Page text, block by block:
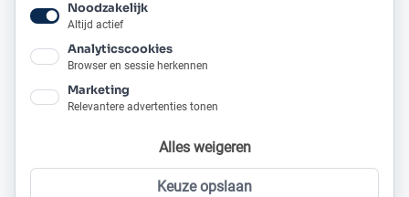
OVER METAFOOR
Ons verhaal
Onze producten
Bereikbaarheid
Noodzakelijk
Altijd actief
Analyticscookies
Browser en sessie herkennen
Marketing
Relevantere advertenties tonen
Alles weigeren
Keuze opslaan